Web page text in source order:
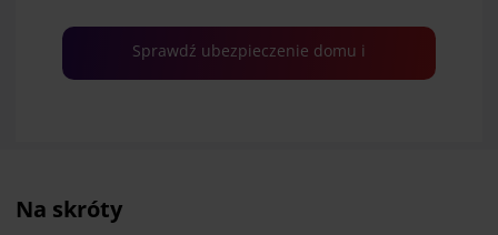
Sprawdź ubezpieczenie domu i
Na skróty